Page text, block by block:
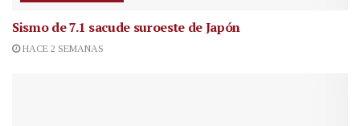
Sismo de 7.1 sacude suroeste de Japón
HACE 2 SEMANAS